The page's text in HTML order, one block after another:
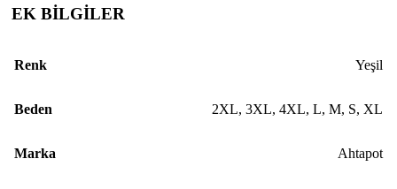
EK BİLGİLER
Renk Yeşil
Beden 2XL, 3XL, 4XL, L, M, S, XL
Marka Ahtapot